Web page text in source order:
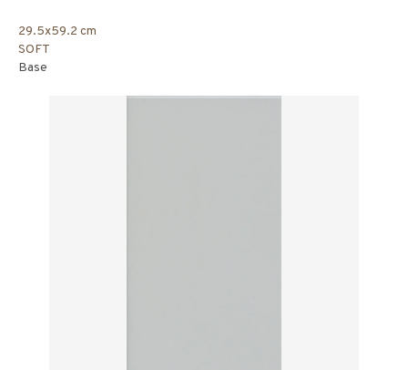
29.5x59.2 cm
SOFT
Base